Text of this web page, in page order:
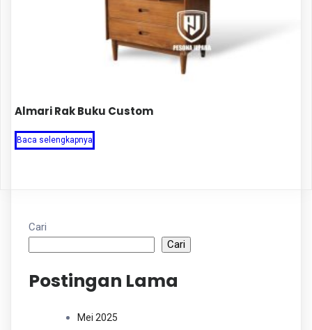
Almari Rak Buku Custom
Baca selengkapnya
Cari
Cari
Postingan Lama
Mei 2025